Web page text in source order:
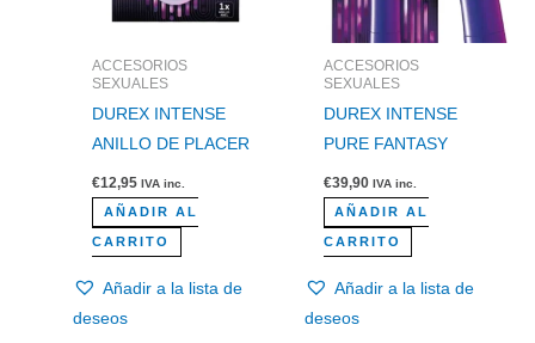
ACCESORIOS
SEXUALES
DUREX INTENSE
ANILLO DE PLACER
€12,95 IVA inc.
AÑADIR AL
CARRITO
Añadir a la lista de
deseos
ACCESORIOS
SEXUALES
DUREX INTENSE
PURE FANTASY
€39,90 IVA inc.
AÑADIR AL
CARRITO
Añadir a la lista de
deseos